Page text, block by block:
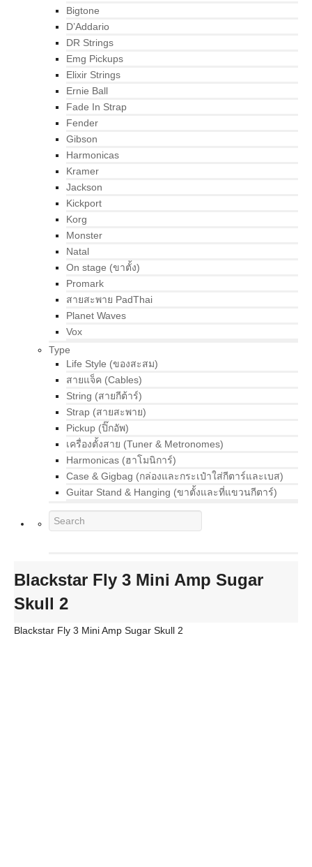
Bigtone
D’Addario
DR Strings
Emg Pickups
Elixir Strings
Ernie Ball
Fade In Strap
Fender
Gibson
Harmonicas
Kramer
Jackson
Kickport
Korg
Monster
Natal
On stage (ขาตั้ง)
Promark
สายสะพาย PadThai
Planet Waves
Vox
Type
Life Style (ของสะสม)
สายแจ็ค (Cables)
String (สายกีต้าร์)
Strap (สายสะพาย)
Pickup (ปิ๊กอัพ)
เครื่องตั้งสาย (Tuner & Metronomes)
Harmonicas (ฮาโมนิการ์)
Case & Gigbag (กล่องและกระเป๋าใส่กีตาร์และเบส)
Guitar Stand & Hanging (ขาตั้งและที่แขวนกีตาร์)
Blackstar Fly 3 Mini Amp Sugar
Skull 2
Blackstar Fly 3 Mini Amp Sugar Skull 2